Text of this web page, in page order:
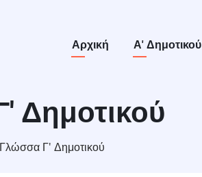
Main
Αρχική Α' Δημοτικού
Δημοτικού
Γλώσσα Γ' Δημοτικού